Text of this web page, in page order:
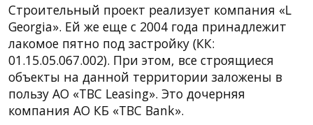
Строительный проект реализует компания «L
Georgia». Ей же еще с 2004 года принадлежит
лакомое пятно под застройку (КК:
01.15.05.067.002). При этом, все строящиеся
объекты на данной территории заложены в
пользу АО «TBC Leasing». Это дочерняя
компания АО КБ «TBC Bank».